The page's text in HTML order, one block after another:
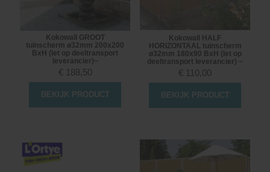
Kokowall GROOT
tuinscherm ø32mm 200x200
BxH (let op deeltransport
leverancier)~
€ 188,50
BEKIJK PRODUCT
Kokowall HALF
HORIZONTAAL tuinscherm
ø32mm 180x90 BxH (let op
deeltransport leverancier) ~
€ 110,00
BEKIJK PRODUCT